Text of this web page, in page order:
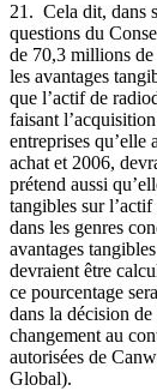
21. Cela dit, dans
questions du
de 70,3 millions
les avantages
que l’actif de
faisant
entreprises qu’elle
achat et 2006,
prétend aussi
tangibles sur
dans les genres
avantages
devraient être
ce pourcentage
dans la décision
changement au
autorisées de
Global).